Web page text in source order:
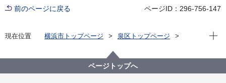
前のページに戻る ページID：296-756-147
現在位置 横浜市トップページ
泉区トップページ
防災出前講座・防災訓練資機材の貸出し
現在
ページトップへ